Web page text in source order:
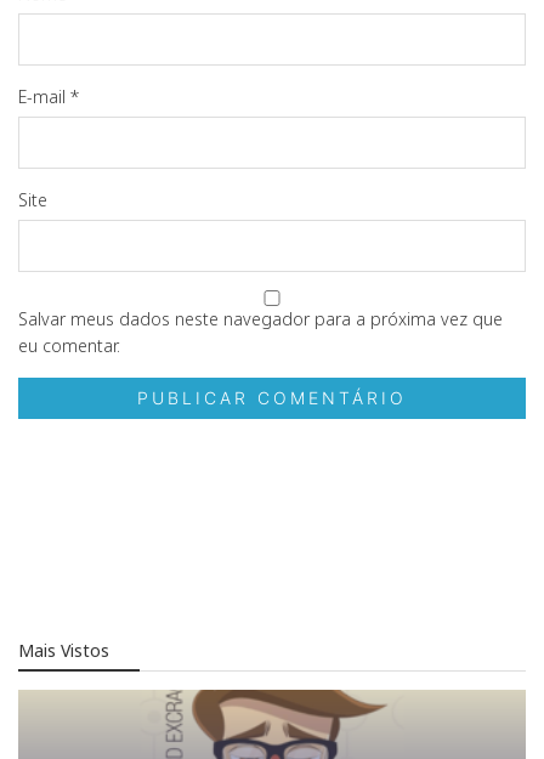
E-mail *
Site
Salvar meus dados neste navegador para a próxima vez que
eu comentar.
Mais Vistos